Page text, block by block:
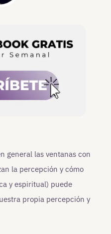
general las ventanas con
la percepción y cómo
y espiritual) puede
propia percepción y